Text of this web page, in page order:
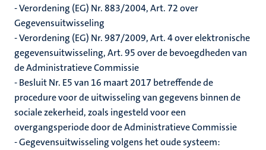
- Verordening (EG) Nr. 883/2004, Art. 72 over
Gegevensuitwisseling
- Verordening (EG) Nr. 987/2009, Art. 4 over elektronische
gegevensuitwisseling, Art. 95 over de bevoegdheden van
de Administratieve Commissie
- Besluit Nr. E5 van 16 maart 2017 betreffende de
procedure voor de uitwisseling van gegevens binnen de
sociale zekerheid, zoals ingesteld voor een
overgangsperiode door de Administratieve Commissie
- Gegevensuitwisseling volgens het oude systeem: